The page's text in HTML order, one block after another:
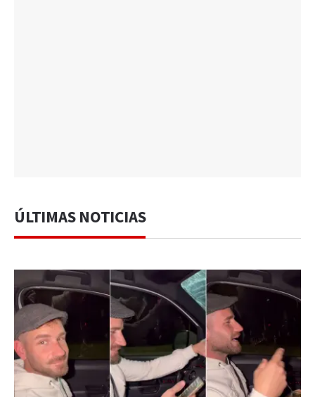
ÚLTIMAS NOTICIAS